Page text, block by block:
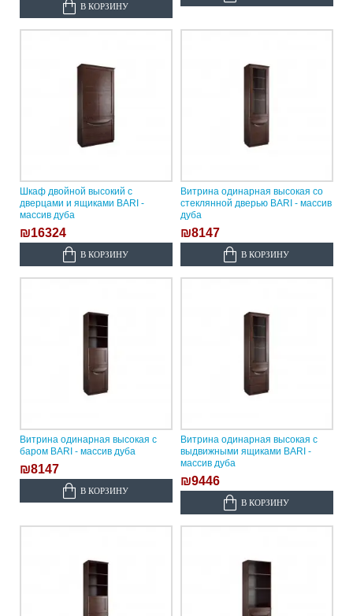
В КОРЗИНУ
Шкаф двойной высокий с
дверцами и ящиками BARI -
массив дуба
₪16324
В КОРЗИНУ
Витрина одинарная высокая со
стеклянной дверью BARI - массив
дуба
₪8147
В КОРЗИНУ
Витрина одинарная высокая с
баром BARI - массив дуба
₪8147
В КОРЗИНУ
Витрина одинарная высокая с
выдвижными ящиками BARI -
массив дуба
₪9446
В КОРЗИНУ